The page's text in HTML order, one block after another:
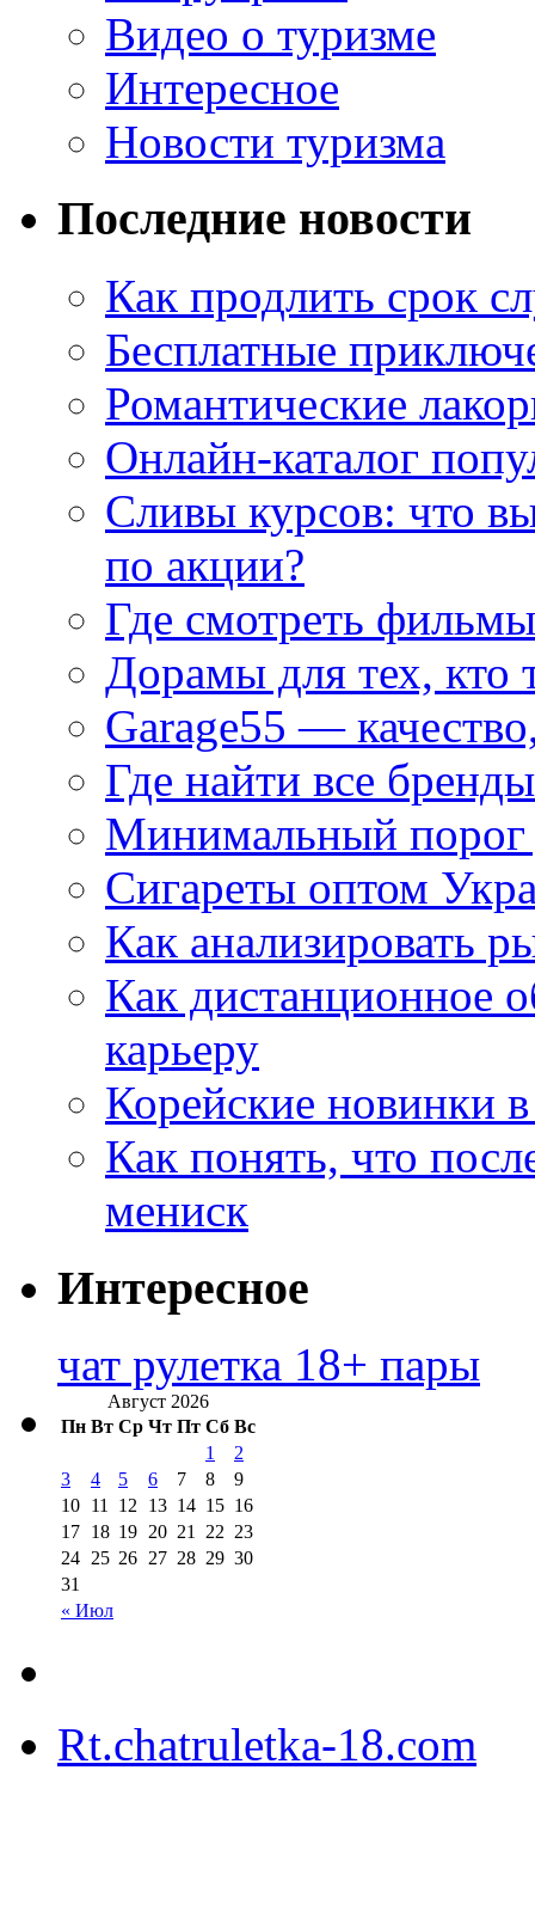
Видео о туризме
Интересное
Новости туризма
Последние новости
Как продлить срок
Бесплатные
Романтические
Онлайн-каталог
Сливы курсов: что
по акции?
Где смотреть
Дорамы для тех, кто
Garage55 —
Где найти все
Минимальный порог
Сигареты оптом
Как анализировать
Как дистанционное
карьеру
Корейские новинки
Как понять, что
мениск
Интересное
чат рулетка 18+ пары
Август 2026
Пн Вт Ср Чт Пт Сб Вс
« Июл
1
2
3
4 5 6 7 8
9
10 11 12 13 14 15 16
17 18 19 20 21 22 23
24 25 26 27 28 29 30
31
Rt.chatruletka-18.com